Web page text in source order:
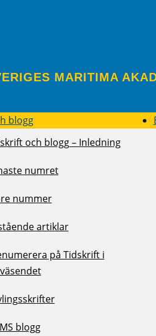
MARITIMA
blogg
och blogg – Inledning
numret
nummer
artiklar
på Tidskrift i
blogg